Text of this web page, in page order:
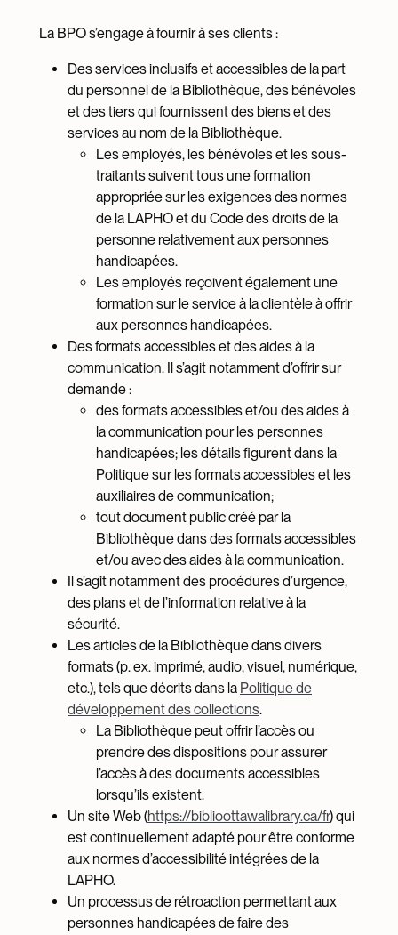
La BPO s’engage à fournir à ses clients :
Des services inclusifs et accessibles de la part
du personnel de la Bibliothèque, des bénévoles
et des tiers qui fournissent des biens et des
services au nom de la Bibliothèque.
Les employés, les bénévoles et les sous-
traitants suivent tous une formation
appropriée sur les exigences des normes
de la LAPHO et du Code des droits de la
personne relativement aux personnes
handicapées.
Les employés reçoivent également une
formation sur le service à la clientèle à offrir
aux personnes handicapées.
Des formats accessibles et des aides à la
communication. Il s’agit notamment d’offrir sur
demande :
des formats accessibles et/ou des aides à
la communication pour les personnes
handicapées; les détails figurent dans la
Politique sur les formats accessibles et les
auxiliaires de communication;
tout document public créé par la
Bibliothèque dans des formats accessibles
et/ou avec des aides à la communication.
Il s’agit notamment des procédures d’urgence,
des plans et de l’information relative à la
sécurité.
Les articles de la Bibliothèque dans divers
formats (p. ex. imprimé, audio, visuel, numérique,
etc.), tels que décrits dans la Politique de
développement des collections.
La Bibliothèque peut offrir l’accès ou
prendre des dispositions pour assurer
l’accès à des documents accessibles
lorsqu’ils existent.
Un site Web (https://biblioottawalibrary.ca/fr) qui
est continuellement adapté pour être conforme
aux normes d’accessibilité intégrées de la
LAPHO.
Un processus de rétroaction permettant aux
personnes handicapées de faire des